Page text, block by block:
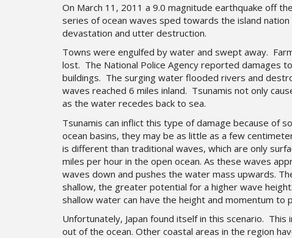
On March 11, 2011 a 9.0 magnitude earthquake off
series of ocean waves sped towards the island
devastation and utter destruction.
Towns were engulfed by water and swept away.
lost. The National Police Agency reported damages
buildings. The surging water flooded rivers and
waves reached 6 miles inland. Tsunamis not only
as the water recedes back to sea.
Tsunamis can inflict this type of damage because of
ocean basins, they may be as little as a few
is different than traditional waves, which are only
miles per hour in the open ocean. As these waves
waves down and pushes the water mass upwards.
shallow, the greater potential for a higher wave
shallow water can have the height and momentum to
Unfortunately, Japan found itself in this scenario.
out of the ocean. Other coastal areas in the region